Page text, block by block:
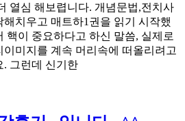
열심 해보렵니다. 개념문법,전치사
치우고 매트하1권을 읽기 시작했
핵이 중요하다고 하신 말씀, 실제로
미지를 계속 머리속에 떠올리려고
. 그런데 신기한